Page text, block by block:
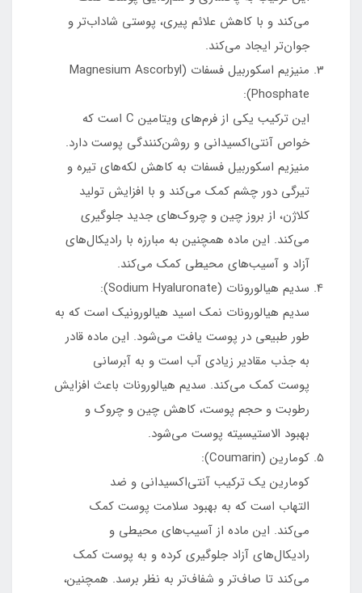
می‌کند و با کاهش علائم پیری، پوستی شاداب‌تر و
جوان‌تر ایجاد می‌کند.
منیزیم اسکوربیل فسفات (Magnesium Ascorbyl
Phosphate):
این ترکیب یکی از فرم‌های ویتامین C است که
خواص آنتی‌اکسیدانی و روشن‌کنندگی پوست دارد.
منیزیم اسکوربیل فسفات به کاهش لکه‌های تیره و
تیرگی دور چشم کمک می‌کند و با افزایش تولید
کلاژن، از بروز چین و چروک‌های جدید جلوگیری
می‌کند. این ماده همچنین به مبارزه با رادیکال‌های
آزاد و آسیب‌های محیطی کمک می‌کند.
سدیم هیالورونات (Sodium Hyaluronate):
سدیم هیالورونات نمک اسید هیالورونیک است که به
طور طبیعی در پوست یافت می‌شود. این ماده قادر
به جذب مقادیر زیادی آب است و به آبرسانی
پوست کمک می‌کند. سدیم هیالورونات باعث افزایش
رطوبت و حجم پوست، کاهش چین و چروک و
بهبود الاستیسیته پوست می‌شود.
کومارین (Coumarin):
کومارین یک ترکیب آنتی‌اکسیدانی و ضد
التهاب است که به بهبود سلامت پوست کمک
می‌کند. این ماده از آسیب‌های محیطی و
رادیکال‌های آزاد جلوگیری کرده و به پوست کمک
می‌کند تا صاف‌تر و شفاف‌تر به نظر برسد. همچنین،